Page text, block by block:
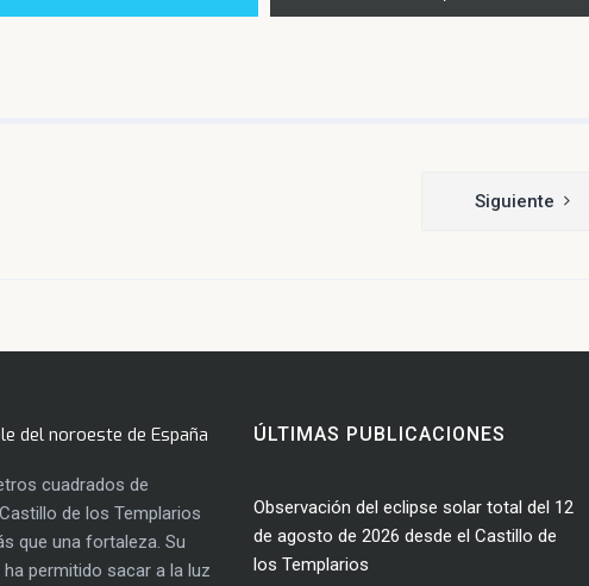
Siguiente
del noroeste de España
cuadrados de
de los Templarios
que una fortaleza. Su
permitido sacar a la luz
ÚLTIMAS PUBLICACIONES
Observación del eclipse solar total del 12
de agosto de 2026 desde el Castillo de
los Templarios